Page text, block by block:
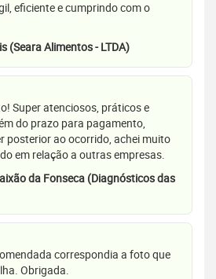
eficiente e cumprindo com o
(Seara Alimentos - LTDA)
Super atenciosos, práticos e
do prazo para pagamento,
posterior ao ocorrido, achei muito
em relação a outras empresas.
da Fonseca (Diagnósticos das
correspondia a foto que
Obrigada.